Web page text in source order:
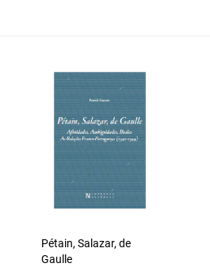
Pétain, Salazar, de
Gaulle